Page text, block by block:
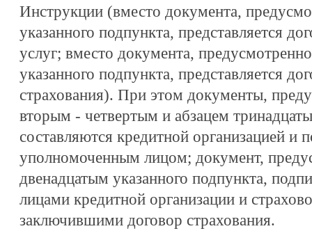
Инструкции (вместо документа,
указанного подпункта, представляется
услуг; вместо документа,
указанного подпункта, представляется
страхования). При этом документы,
вторым - четвертым и абзацем
составляются кредитной организацией и
уполномоченным лицом; документ,
двенадцатым указанного подпункта,
лицами кредитной организации и
заключившими договор страхования.